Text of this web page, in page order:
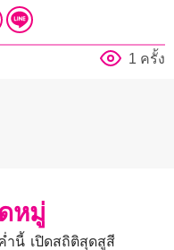
1 ครั้ง
หมู่
ค่ำนี้ เปิดสถิติสุดสูสี